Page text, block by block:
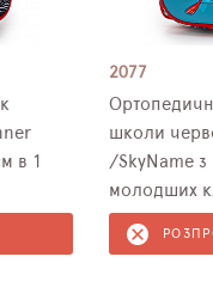
в 1
2077
школи
/SkyName з
молодших